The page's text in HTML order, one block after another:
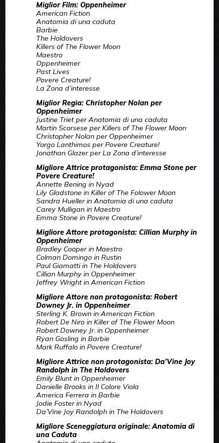
Miglior Film: Oppenheimer
American Fiction
Anatomia di una caduta
Barbie
The Holdovers
Killers of The Flower Moon
Maestro
Oppenheimer
Past Lives
Povere Creature!
La Zona d’interesse
Miglior Regia: Christopher Nolan per
Oppenheimer
Justine Triet per Anatomia di una caduta
Martin Scorsese per Killers of The Flower Moon
Christopher Nolan per Oppenheimer
Yorgo Lanthimos per Povere Creature!
Jonathan Glazer per La Zona d’interesse
Migliore Attrice protagonista: Emma Stone per
Povere Creature!
Annette Bening in Nyad
Lily Gladstone in Killer of The Folower Moon
Sandra Hueller in Anatomia di una caduta
Carey Mulligan in Maestro
Emma Stone in Povere Creature!
Migliore Attore protagonista: Cillian Murphy in
Oppenheimer
Bradley Cooper in Maestro
Colman Domingo in Rustin
Paul Giamatti in The Holdovers
Cillian Murphy in Oppenheimer
Jeffrey Wright in American Fiction
Migliore Attore non protagonista: Robert
Downey Jr. in Oppenheimer
Sterling K. Brown in American Fiction
Robert De Niro in Killer of The Flower Moon
Robert Downey Jr. in Oppenheimer
Ryan Gosling in Barbie
Mark Ruffalo in Povere Creature!
Migliore Attrice non protagonista: Da’Vine Joy
Randolph in The Holdovers
Emily Blunt in Oppenheimer
Danielle Brooks in Il Colore Viola
America Ferrera in Barbie
Jodie Foster in Nyad
Da’Vine Joy Randolph in The Holdovers
Migliore Sceneggiatura originale: Anatomia di
una Caduta